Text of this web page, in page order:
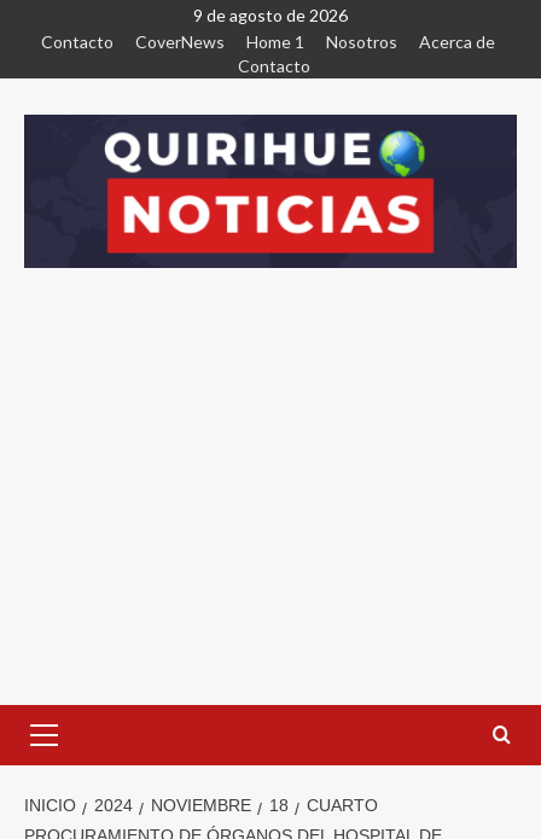
9 de agosto de 2026
Contacto
CoverNews Home 1 Nosotros
Acerca de
Contacto
INICIO 2024 NOVIEMBRE 18
CUARTO